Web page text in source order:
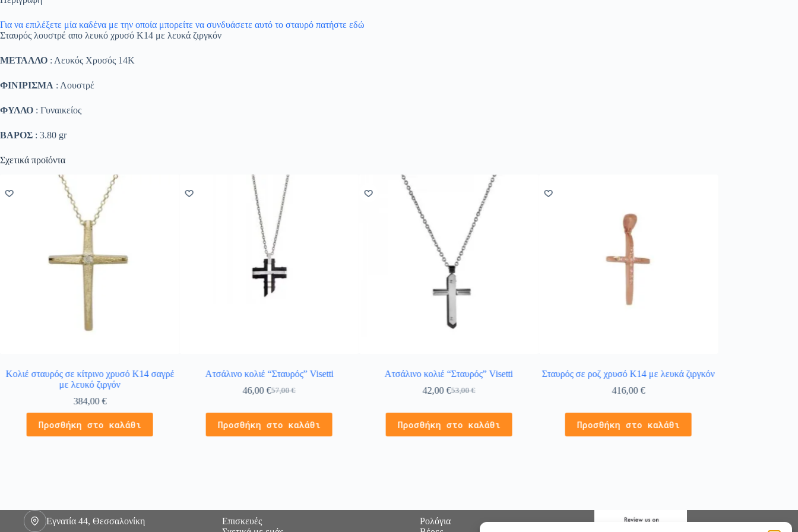
Για να επιλέξετε μία καδένα με την οποία μπορείτε να συνδυάσετε αυτό το σταυρό πατήστε εδώ
Σταυρός λουστρέ απο λευκό χρυσό Κ14 με λευκά ζιργκόν
ΜΕΤΑΛΛΟ : Λευκός Χρυσός 14K
ΦΙΝΙΡΙΣΜΑ : Λουστρέ
ΦΥΛΛΟ : Γυναικείος
ΒΑΡΟΣ : 3.80 gr
Σχετικά προϊόντα
Κολιέ σταυρός σε κίτρινο χρυσό Κ14 σαγρέ
με λευκό ζιργόν
384,00€
Προσθήκη στο καλάθι
Ατσάλινο κολιέ “Σταυρός” Visetti
57,00€
46,00€
Προσθήκη στο καλάθι
Ατσάλινο κολιέ “Σταυρός” Visetti
53,00€
42,00€
Προσθήκη στο καλάθι
Σταυρός σε ροζ χρυσό Κ14 με λευκά ζιργκόν
416,00€
Προσθήκη στο καλάθι
Εγνατία 44, Θεσσαλονίκη
Επισκευές
Ρολόγια